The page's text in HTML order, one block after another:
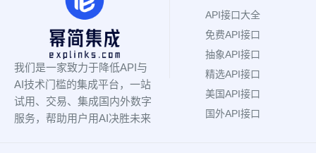
我们是一家致力于降低API与
AI技术门槛的集成平台，一站
试用、交易、集成国内外数字
服务，帮助用户用AI决胜未来
API接口大全
免费API接口
抽象API接口
精选API接口
美国API接口
国外API接口